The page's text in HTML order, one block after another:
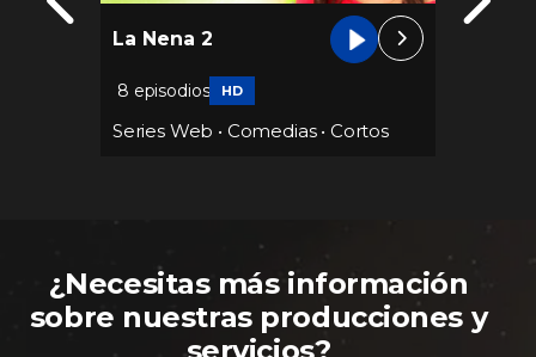
La Nena 2
8 episodios HD
Series Web • Comedias• Cortos
A
¿Necesitas más información
sobre nuestras producciones y